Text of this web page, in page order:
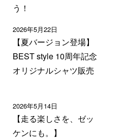
う！
2026年5月22日
【夏バージョン登場】
BEST style 10周年記念
オリジナルシャツ販売
2026年5月14日
【走る楽しさを、ゼッ
ケンにも。】